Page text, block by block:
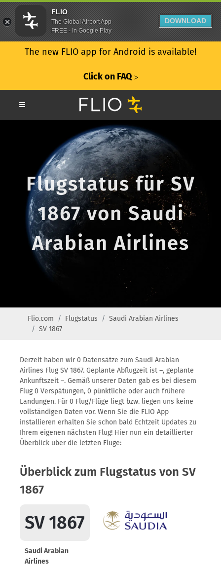
The new FLIO app for Android is available!
Click on FAQ ᐳ
Flugstatus für SV
1867 von Saudi
Arabian Airlines
Flio.com Flugstatus
Saudi Arabian Airlines
SV 1867
Derzeit haben wir 0 Datensätze zum Saudi Arabian
Airlines Flug SV 1867. Geplante Abflugzeit ist –, geplante
Ankunftszeit –. Gemäß unserer Daten gab es bei diesem
Flug 0 Verspätungen, 0 pünktliche oder auch frühere
Landungen. Für 0 Flug/Flüge liegt bzw. liegen uns keine
vollständigen Daten vor. Wenn Sie die FLIO App
installieren erhalten Sie schon bald Echtzeit Updates zu
Ihrem eigenen nächsten Flug! Hier nun ein detaillierter
Überblick über die letzten Flüge:
Überblick zum Flugstatus von SV
1867
SV 1867
Saudi Arabian
Airlines
FLIO
The Global Airport App
FREE - In Google Play
DOWNLOAD